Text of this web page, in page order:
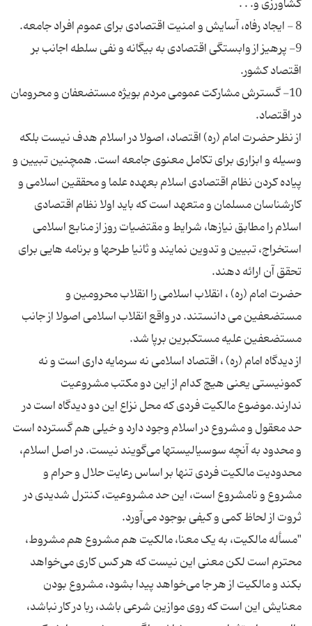
9- پرهیز از وابستگی اقتصادی به بیگانه و نفی سلطه اجانب بر
10- گسترش مشارکت عمومی مردم بویژه مستضعفان و محرومان
از نظر حضرت امام (ره) اقتصاد، اصولا در اسلام هدف نیست بلکه
وسیله و ابزاری برای تکامل معنوی جامعه است. همچنین تبیین و
پیاده کردن نظام اقتصادی اسلام بعهده علما و محققین اسلامی و
کارشناسان مسلمان و متعهد است که باید اولا نظام اقتصادی
اسلام را مطابق نیازها، شرایط و مقتضیات روز از منابع اسلامی
استخراج، تبیین و تدوین نمایند و ثانیا طرحها و برنامه هایی برای
حضرت امام (ره) ، انقلاب اسلامی را انقلاب محرومین و
مستضعفین می دانستند. در واقع انقلاب اسلامی اصولا از جانب
از دیدگاه امام (ره) ، اقتصاد اسلامی نه سرمایه‌ داری است و نه
کمونیستی یعنی هیچ کدام از این دو مکتب مشروعیت
ندارند.موضوع مالکیت فردی که محل نزاع این دو دیدگاه است در
حد معقول و مشروع در اسلام وجود دارد و خیلی هم گسترده است
و محدود به آنچه سوسیالیستها می‌گویند نیست. در اصل اسلام،
محدودیت مالکیت فردی تنها بر اساس رعایت حلال و حرام و
مشروع و نامشروع است، این حد مشروعیت، کنترل شدیدی در
"مسأله مالکیت، به یک معنا، مالکیت هم مشروع هم مشروط،
محترم است لکن معنی این نیست که هر کس کاری می‌خواهد
بکند و مالکیت از هر جا می‌خواهد پیدا بشود، مشروع بودن
معنایش این است که روی موازین شرعی باشد، ربا در کار نباشد،